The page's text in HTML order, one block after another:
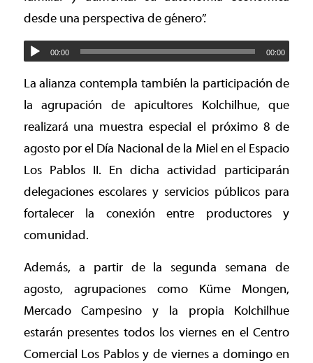
desde una perspectiva de género”.
00:00 00:00
La alianza contempla también la participación de
la agrupación de apicultores Kolchilhue, que
realizará una muestra especial el próximo 8 de
agosto por el Día Nacional de la Miel en el Espacio
Los Pablos II. En dicha actividad participarán
delegaciones escolares y servicios públicos para
fortalecer la conexión entre productores y
comunidad.
Además, a partir de la segunda semana de
agosto, agrupaciones como Küme Mongen,
Mercado Campesino y la propia Kolchilhue
estarán presentes todos los viernes en el Centro
Comercial Los Pablos y de viernes a domingo en